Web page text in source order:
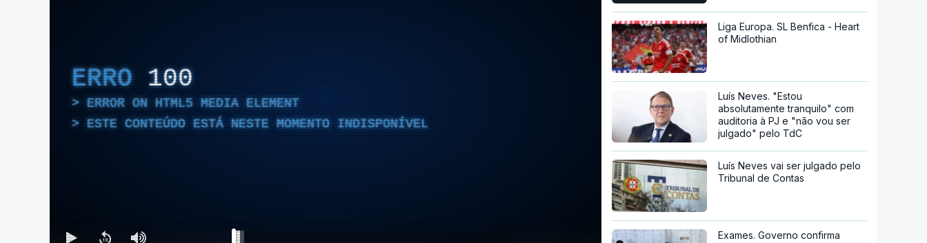
ERRO 100
ERROR ON HTML5 MEDIA ELEMENT
ESTE CONTEÚDO ESTÁ NESTE MOMENTO INDISPONÍVEL
Liga Europa. SL Benfica - Heart
of Midlothian
Luís Neves. "Estou
absolutamente tranquilo" com
auditoria à PJ e "não vou ser
julgado" pelo TdC
Luís Neves vai ser julgado pelo
Tribunal de Contas
Exames. Governo confirma